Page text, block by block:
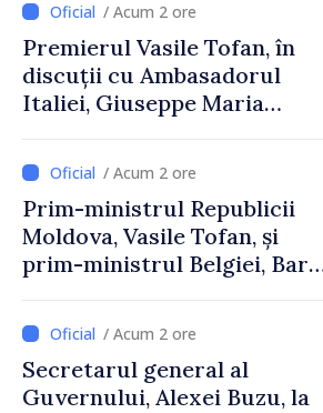
/ Acum 2 ore
Premierul Vasile Tofan, în
discuții cu Ambasadorul
Italiei, Giuseppe Maria
/ Acum 2 ore
Prim-ministrul Republicii
Moldova, Vasile Tofan, și
prim-ministrul Belgiei, Bart
despre parcursul european
al Republicii Moldova.
/ Acum 2 ore
Secretarul general al
Guvernului, Alexei Buzu, la